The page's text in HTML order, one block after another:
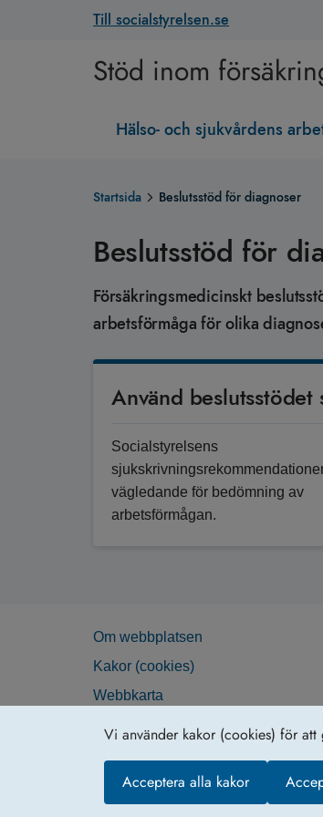
Vi använder kakor (cookies) för
Acceptera alla kakor
Till socialstyrelsen.se
Stöd inom
Hälso- och sjukvårdens
Startsida Beslutsstöd för diagnoser
Beslutsstöd för
Försäkringsmedicinskt
arbetsförmåga för olika
Använd beslutsstödet
Socialstyrelsens
vägledande för bedömning av
arbetsförmågan.
Om webb­plat­sen
Kakor (coo­kies)
Web­b­karta